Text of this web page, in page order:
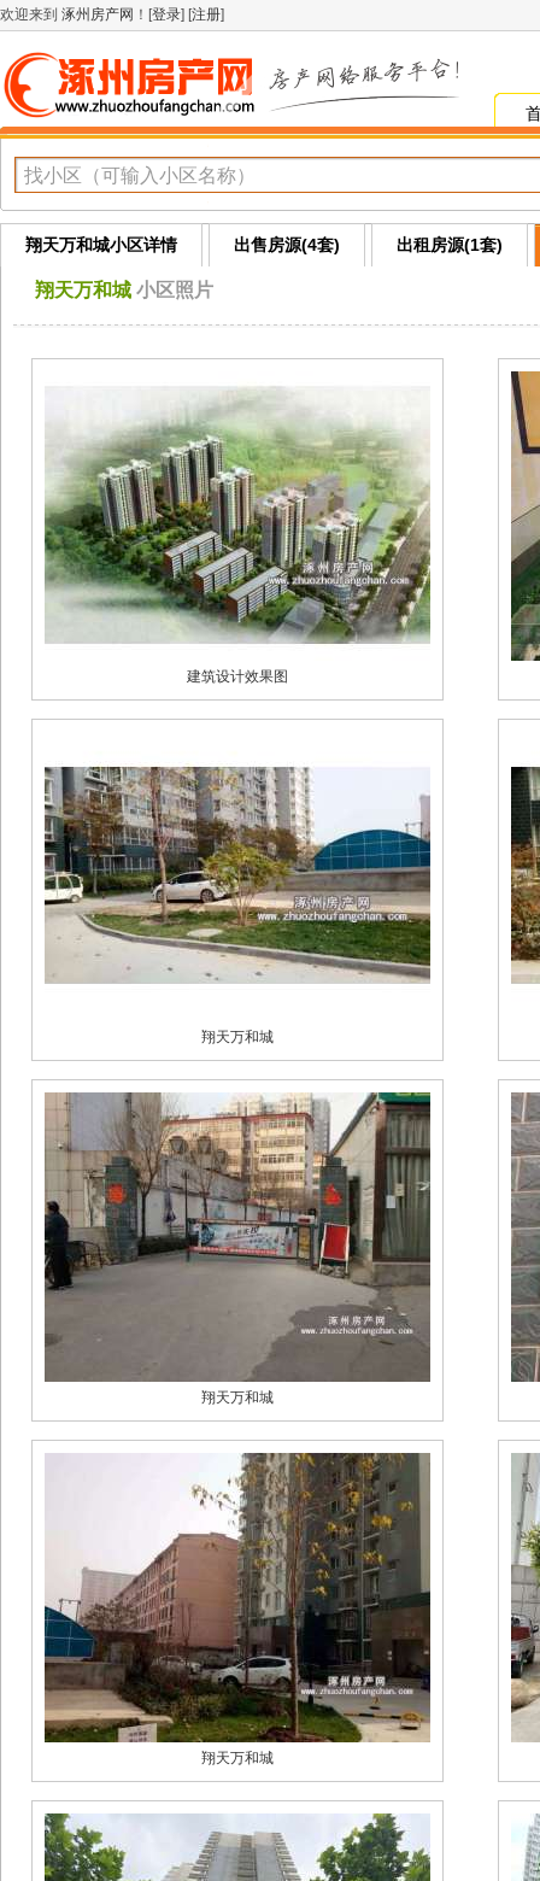
欢迎来到 涿州房产网 ！[登录] [注册]
翔天万和城小区详情 出售房源(4套) 出租房源(1套)
翔天万和城 小区照片
建筑设计效果图
翔天万和城
翔天万和城
翔天万和城